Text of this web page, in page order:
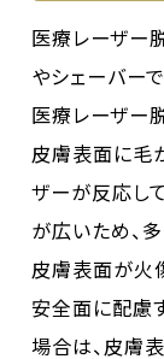
医療レーザー
やシェーバー
医療レーザー
皮膚表面に毛
ザーが反応し
が広いため、
皮膚表面が火
安全面に配慮
場合は、皮膚